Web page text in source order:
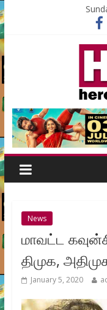
News
மாவட்ட
திமுக,
January 5, 2020